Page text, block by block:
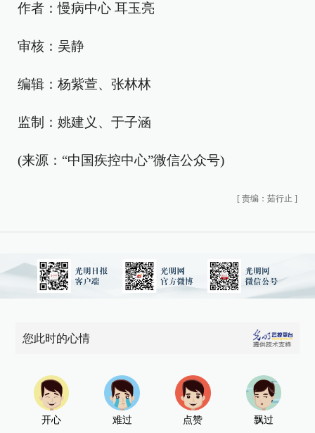
作者：慢病中心 耳玉亮
审核：吴静
编辑：杨紫萱、张林林
监制：姚建义、于子涵
(来源：“中国疾控中心”微信公众号)
[ 责编：茹行止 ]
您此时的心情
开心 难过 点赞 飘过